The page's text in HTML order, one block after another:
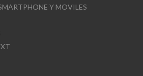
Y MOVILES